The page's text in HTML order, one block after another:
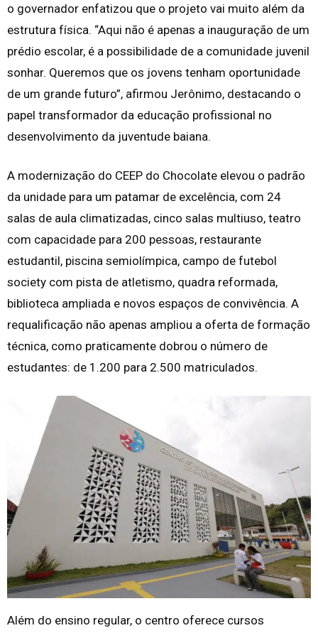
o governador enfatizou que o projeto vai muito além da
estrutura física. “Aqui não é apenas a inauguração de um
prédio escolar, é a possibilidade de a comunidade juvenil
sonhar. Queremos que os jovens tenham oportunidade
de um grande futuro”, afirmou Jerônimo, destacando o
papel transformador da educação profissional no
desenvolvimento da juventude baiana.
A modernização do CEEP do Chocolate elevou o padrão
da unidade para um patamar de excelência, com 24
salas de aula climatizadas, cinco salas multiuso, teatro
com capacidade para 200 pessoas, restaurante
estudantil, piscina semiolímpica, campo de futebol
society com pista de atletismo, quadra reformada,
biblioteca ampliada e novos espaços de convivência. A
requalificação não apenas ampliou a oferta de formação
técnica, como praticamente dobrou o número de
estudantes: de 1.200 para 2.500 matriculados.
Além do ensino regular, o centro oferece cursos